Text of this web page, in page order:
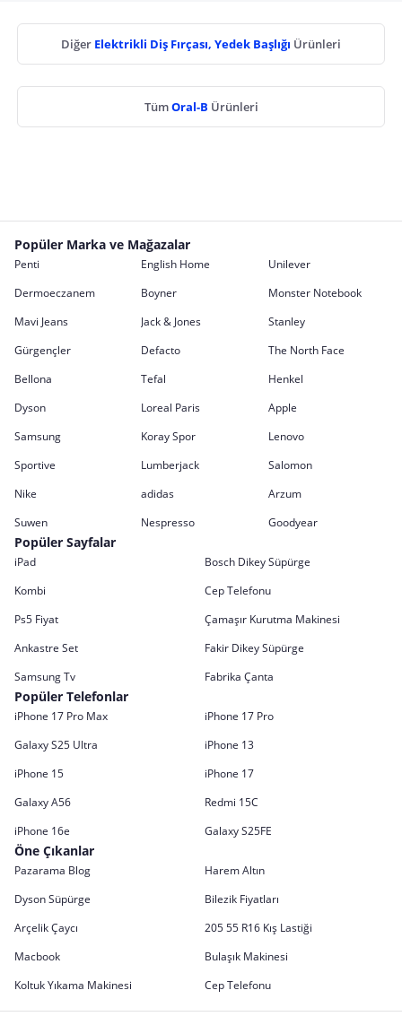
Diğer Elektrikli Diş Fırçası, Yedek Başlığı Ürünleri
TümOral-B Ürünleri
Popüler Marka ve Mağazalar
Penti English Home
Unilever
Dermoeczanem
Boyner
Monster Notebook
Mavi Jeans
Jack & Jones
Stanley
Gürgençler
Defacto
The North Face
Bellona
Tefal
Henkel
Dyson
Loreal Paris
Apple
Samsung
Koray Spor
Lenovo
Sportive
Lumberjack
Salomon
Nike
adidas
Arzum
Suwen
Nespresso Goodyear
Popüler Sayfalar
iPad
Bosch Dikey Süpürge
Kombi
Cep Telefonu
Ps5 Fiyat
Çamaşır Kurutma Makinesi
Ankastre Set
Fakir Dikey Süpürge
Samsung Tv
Fabrika Çanta
Popüler Telefonlar
iPhone 17 Pro Max
iPhone 17 Pro
Galaxy S25 Ultra
iPhone 13
iPhone 15
iPhone 17
Galaxy A56
Redmi 15C
iPhone 16e
Galaxy S25FE
Öne Çıkanlar
Pazarama Blog
Harem Altın
Dyson Süpürge
Bilezik Fiyatları
Arçelik Çaycı
205 55 R16 Kış Lastiği
Macbook
Bulaşık Makinesi
Koltuk Yıkama Makinesi
Cep Telefonu